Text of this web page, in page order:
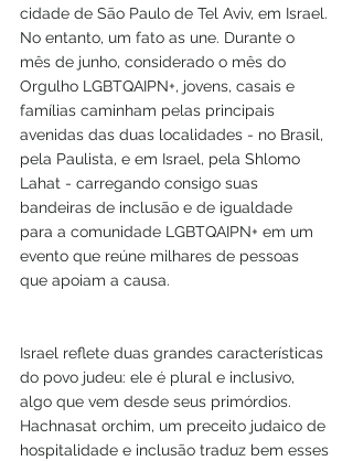
cidade de São Paulo de Tel Aviv, em Israel.
No entanto, um fato as une. Durante o
mês de junho, considerado o mês do
Orgulho LGBTQAIPN+, jovens, casais e
famílias caminham pelas principais
avenidas das duas localidades - no Brasil,
pela Paulista, e em Israel, pela Shlomo
Lahat - carregando consigo suas
bandeiras de inclusão e de igualdade
para a comunidade LGBTQAIPN+ em um
evento que reúne milhares de pessoas
que apoiam a causa.
Israel reflete duas grandes características
do povo judeu: ele é plural e inclusivo,
algo que vem desde seus primórdios.
Hachnasat orchim, um preceito judaico de
hospitalidade e inclusão traduz bem esses